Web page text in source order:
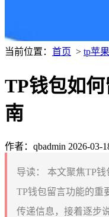
当前位置： 首页 > tp苹
TP钱包如
南
作者：qbadmin 2026-03-
导读：
本文聚焦TP
TP钱包留言功能的重
传递信息，接着逐步